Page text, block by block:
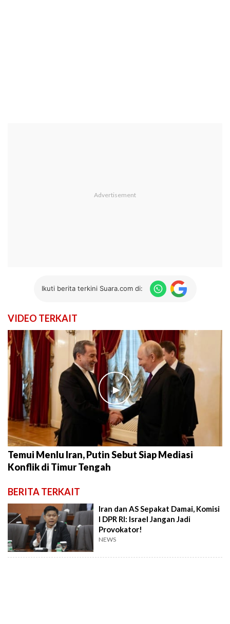
Ikuti berita terkini Suara.com di:
VIDEO TERKAIT
►
Temui Menlu Iran, Putin Sebut Siap Mediasi
Konflik di Timur Tengah
BERITA TERKAIT
Iran dan AS Sepakat Damai, Komisi
I DPR RI: Israel Jangan Jadi
Provokator!
NEWS